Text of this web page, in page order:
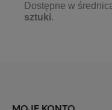
Dostępne w
sztuki.